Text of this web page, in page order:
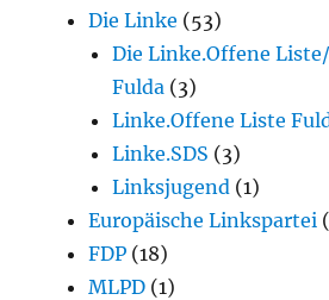
Die Linke (53)
Die Linke.Offene
Fulda (3)
Linke.Offene Liste
Linke.SDS (3)
Linksjugend (1)
Europäische Linkspartei
FDP (18)
MLPD (1)